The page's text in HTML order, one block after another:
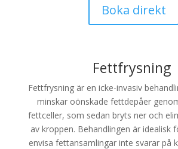
Boka direkt
Fettfrysning
Fettfrysning är en icke-invasiv
minskar oönskade fettdepåer
fettceller, som sedan bryts ner och
av kroppen. Behandlingen är idealisk
envisa fettansamlingar inte svarar på